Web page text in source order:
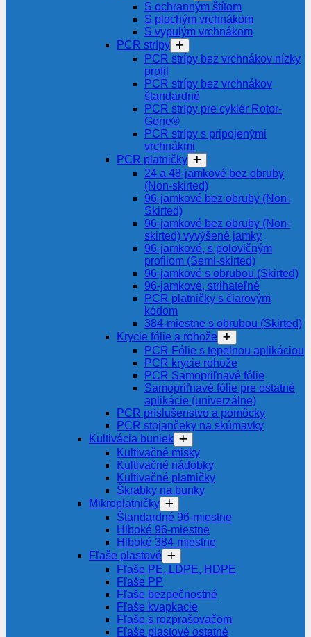
S ochranným štítom
S plochým vrchnákom
S vypulým vrchnákom
PCR strípy
PCR strípy bez vrchnákov nízky
profil
PCR strípy bez vrchnákov
štandardné
PCR strípy pre cyklér Rotor-
Gene®
PCR strípy s pripojenými
vrchnákmi
PCR platničky
24 a 48-jamkové bez obruby
(Non-skirted)
96-jamkové bez obruby (Non-
Skirted)
96-jamkové bez obruby (Non-
skirted) vyvýšené jamky
96-jamkové, s polovičným
profilom (Semi-skirted)
96-jamkové s obrubou (Skirted)
96-jamkové, strihateľné
PCR platničky s čiarovým
kódom
384-miestne s obrubou (Skirted)
Krycie fólie a rohože
PCR Fólie s tepelnou aplikáciou
PCR krycie rohože
PCR Samopriľnavé fólie
Samopriľnavé fólie pre ostatné
aplikácie (univerzálne)
PCR príslušenstvo a pomôcky
PCR stojančeky na skúmavky
Kultivácia buniek
Kultivačné misky
Kultivačné nádobky
Kultivačné platničky
Škrabky na bunky
Mikroplatničky
Štandardné 96-miestne
Hlboké 96-miestne
Hlboké 384-miestne
Fľaše plastové
Fľaše PE, LDPE, HDPE
Fľaše PP
Fľaše bezpečnostné
Fľaše kvapkacie
Fľaše s rozprašovačom
Fľaše plastové ostatné